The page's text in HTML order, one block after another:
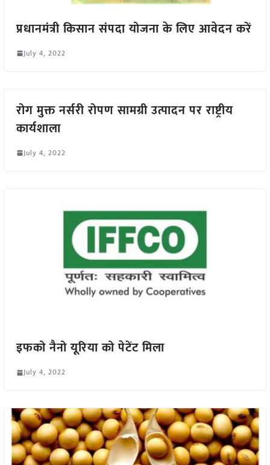
प्रधानमंत्री किसान संपदा योजना के लिए आवेदन करें
July 4, 2022
रोग मुक्त नर्सरी रोपण सामग्री उत्पादन पर राष्ट्रीय
कार्यशाला
July 4, 2022
इफको नैनो यूरिया को पेटेंट मिला
July 4, 2022